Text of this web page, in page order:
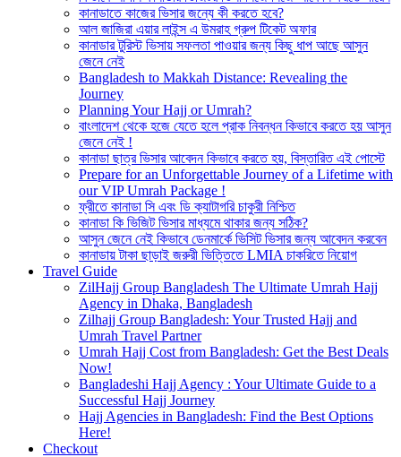
কানাডাতে কাজের ভিসার জন্যে কী করতে হবে?
আল জাজিরা এয়ার লাইন্স এ উমরাহ গ্রুপ টিকেট অফার
কানাডার টুরিস্ট ভিসায় সফলতা পাওয়ার জন্য কিছু ধাপ আছে আসুন
জেনে নেই
Bangladesh to Makkah Distance: Revealing the
Journey
Planning Your Hajj or Umrah?
বাংলাদেশ থেকে হজে যেতে হলে প্রাক নিবন্ধন কিভাবে করতে হয় আসুন
জেনে নেই !
কানাডা ছাত্র ভিসার আবেদন কিভাবে করতে হয়, বিস্তারিত এই পোস্টে
Prepare for an Unforgettable Journey of a Lifetime with
our VIP Umrah Package !
ফ্রীতে কানাডা সি এবং ডি ক্যাটাগরি চাকুরী নিশ্চিত
কানাডা কি ভিজিট ভিসার মাধ্যমে থাকার জন্য সঠিক?
আসুন জেনে নেই কিভাবে ডেনমার্কে ভিসিট ভিসার জন্য আবেদন করবেন
কানাডায় টাকা ছাড়াই জরুরী ভিত্তিতে LMIA চাকরিতে নিয়োগ
Travel Guide
ZilHajj Group Bangladesh The Ultimate Umrah Hajj
Agency in Dhaka, Bangladesh
Zilhajj Group Bangladesh: Your Trusted Hajj and
Umrah Travel Partner
Umrah Hajj Cost from Bangladesh: Get the Best Deals
Now!
Bangladeshi Hajj Agency : Your Ultimate Guide to a
Successful Hajj Journey
Hajj Agencies in Bangladesh: Find the Best Options
Here!
Checkout